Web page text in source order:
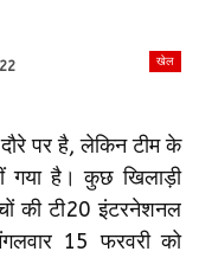
खेल
पर है, लेकिन टीम के
गया है। कुछ खिलाड़ी
की टी20 इंटरनेशनल
15 फरवरी को